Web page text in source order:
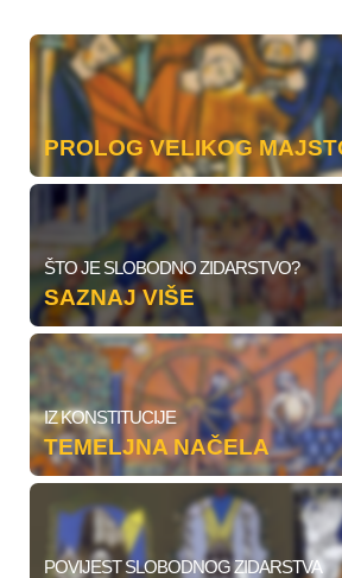
PROLOG VELIKOG
ŠTO JE SLOBODNO ZIDARSTVO?
SAZNAJ VIŠE
IZ KONSTITUCIJE
TEMELJNA NAČELA
POVIJEST SLOBODNOG ZIDARSTVA